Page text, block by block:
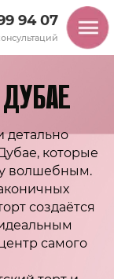
детально
которые
волшебным.
создаётся
самого